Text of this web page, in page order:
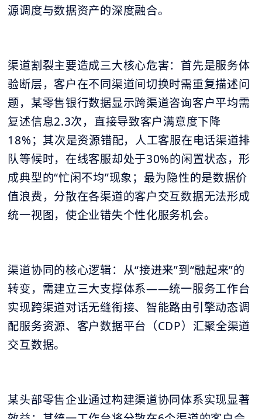
源调度与数据资产的深度融合。
渠道割裂主要造成三大核心危害：首先是服务体
验断层，客户在不同渠道间切换时需重复描述问
题，某零售银行数据显示跨渠道咨询客户平均需
复述信息2.3次，直接导致客户满意度下降
18%；其次是资源错配，人工客服在电话渠道排
队等候时，在线客服却处于30%的闲置状态，形
成典型的“忙闲不均”现象；最为隐性的是数据价
值浪费，分散在各渠道的客户交互数据无法形成
统一视图，使企业错失个性化服务机会。
渠道协同的核心逻辑：从“接进来”到“融起来”的
转变，需建立三大支撑体系——统一服务工作台
实现跨渠道对话无缝衔接、智能路由引擎动态调
配服务资源、客户数据平台（CDP）汇聚全渠道
交互数据。
某头部零售企业通过构建渠道协同体系实现显著